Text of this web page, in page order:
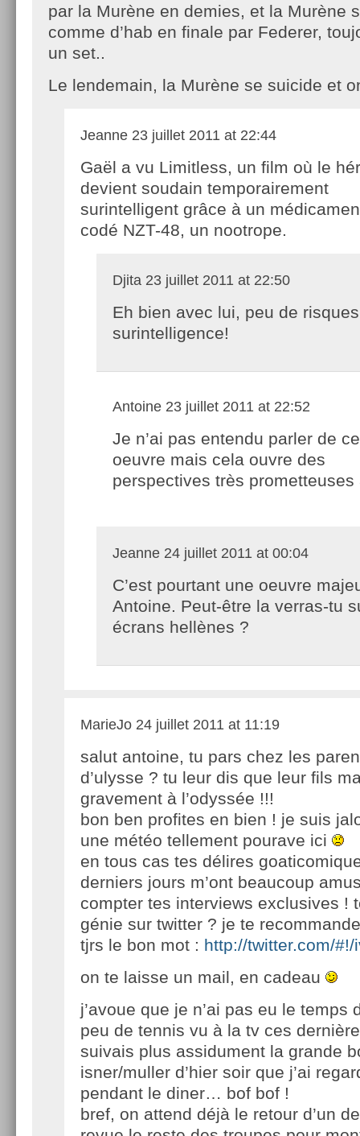
par la Murène en demies, et la Murène
comme d’hab en finale par Federer,
un set..
Le lendemain, la Murène se suicide et
Jeanne 23 juillet 2011 at 22:44
Gaël a vu Limitless, un film où le
devient soudain temporairement
surintelligent grâce à un
codé NZT-48, un nootrope.
Djita 23 juillet 2011 at 22:50
Eh bien avec lui, peu de
surintelligence!
Antoine 23 juillet 2011 at 22:52
Je n’ai pas entendu parler de
oeuvre mais cela ouvre des
perspectives très prometteuses
Jeanne 24 juillet 2011 at 00:04
C’est pourtant une oeuvre
Antoine. Peut-être la verras-tu
écrans hellènes ?
MarieJo 24 juillet 2011 at 11:19
salut antoine, tu pars chez les
d’ulysse ? tu leur dis que leur fils
gravement à l’odyssée !!!
bon ben profites en bien ! je suis
une météo tellement pourave ici
en tous cas tes délires
derniers jours m’ont beaucoup
compter tes interviews exclusives !
génie sur twitter ? je te
tjrs le bon mot : http://twitter.com/
on te laisse un mail, en cadeau
j’avoue que je n’ai pas eu le temps
peu de tennis vu à la tv ces
suivais plus assidument la grande
isner/muller d’hier soir que j’ai
pendant le diner… bof bof !
bref, on attend déjà le retour d’un